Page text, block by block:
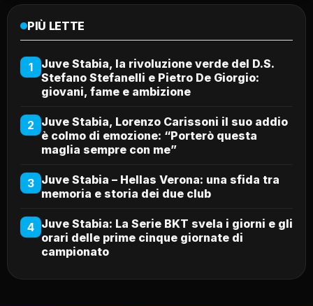
PIÙ LETTE
1
Juve Stabia, la rivoluzione verde del D.S.
Stefano Stefanelli e Pietro De Giorgio:
giovani, fame e ambizione
2 Juve Stabia, Lorenzo Carissoni il suo addio
è colmo di emozione: “Porterò questa
maglia sempre con me”
3 Juve Stabia – Hellas Verona: una sfida tra
memoria e storia dei due club
4 Juve Stabia: La Serie BKT svela i giorni e gli
orari delle prime cinque giornate di
campionato